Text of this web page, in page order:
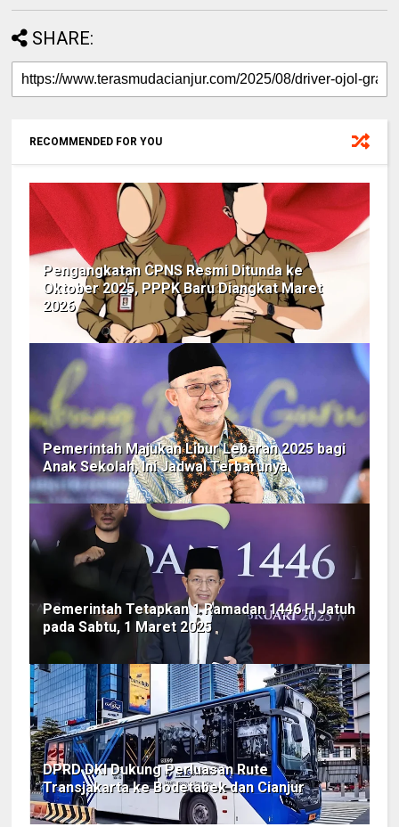
SHARE:
RECOMMENDED FOR YOU
Pengangkatan CPNS Resmi Ditunda ke
Oktober 2025, PPPK Baru Diangkat Maret
2026
Pemerintah Majukan Libur Lebaran 2025 bagi
Anak Sekolah, Ini Jadwal Terbarunya
Pemerintah Tetapkan 1 Ramadan 1446 H Jatuh
pada Sabtu, 1 Maret 2025
DPRD DKI Dukung Perluasan Rute
Transjakarta ke Bodetabek dan Cianjur